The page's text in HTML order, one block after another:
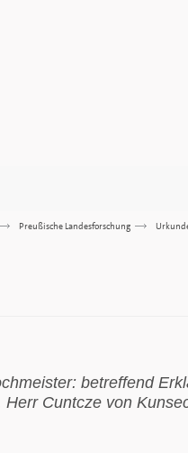
Preußische Landesforschung >>>
betreffend
Herr Cuntcze von